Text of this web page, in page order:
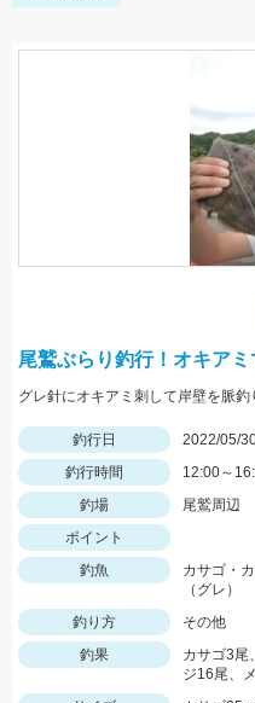
尾鷲ぶらり釣行！オキア
グレ針にオキアミ刺して岸壁を脈
釣行日
2022/05/
釣行時間
12:00～
釣場
尾鷲周辺
ポイント
釣魚
カサゴ・
（グレ）
釣り方
その他
釣果
カサゴ3尾
ジ16尾、